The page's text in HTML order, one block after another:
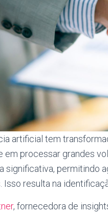
artificial tem
em processar grandes
significativa, permitindo
Isso resulta na
, fornecedora de